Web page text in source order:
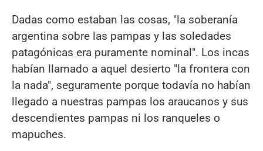
Dadas como estaban las cosas, "la soberanía
argentina sobre las pampas y las soledades
patagónicas era puramente nominal". Los incas
habían llamado a aquel desierto "la frontera con
la nada", seguramente porque todavía no habían
llegado a nuestras pampas los araucanos y sus
descendientes pampas ni los ranqueles o
mapuches.